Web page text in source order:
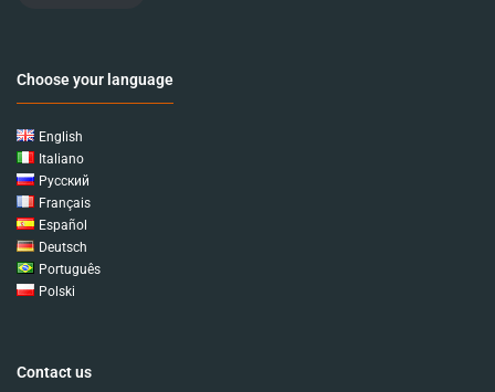
Choose your language
English
Italiano
Русский
Français
Español
Deutsch
Português
Polski
Contact us